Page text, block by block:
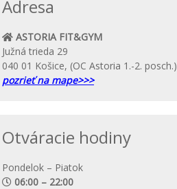
Adresa
ASTORIA FIT&GYM
Južná trieda 29
040 01 Košice, (OC Astoria 1.-2. posch.)
pozrieť na mape>>>
Otváracie hodiny
Pondelok – Piatok
06:00 – 22:00